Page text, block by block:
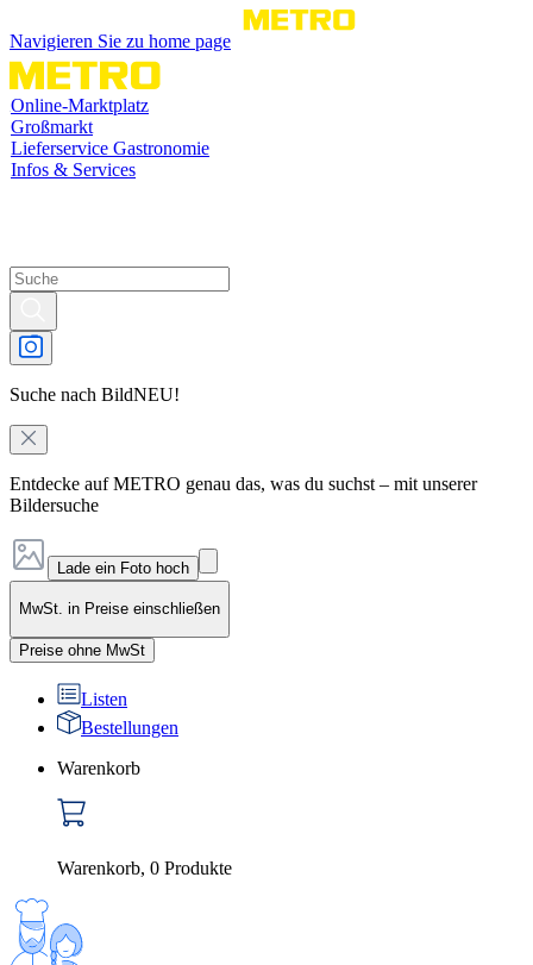
Navigieren Sie zu home page
Online-Marktplatz
Großmarkt
Lieferservice Gastronomie
Infos & Services
Suche nach BildNEU!
Entdecke auf METRO genau das, was du suchst – mit unserer
Bildersuche
Lade ein Foto hoch
MwSt. in Preise einschließen
Preise ohne MwSt
Listen
Bestellungen
Warenkorb
Warenkorb, 0 Produkte